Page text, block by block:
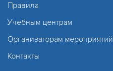
Правила
Учебным центрам
Организаторам мероприятий
Контакты